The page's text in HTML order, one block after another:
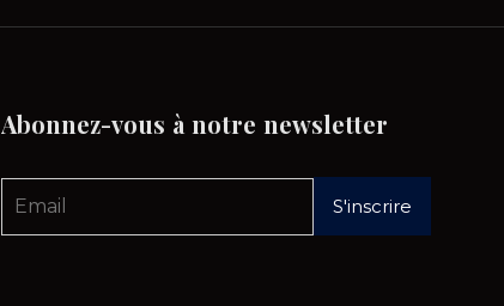
Abonnez-vous à notre newsletter